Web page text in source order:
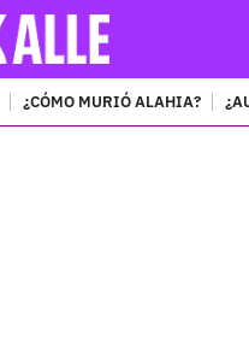
¿CÓMO MURIÓ ALAHIA?